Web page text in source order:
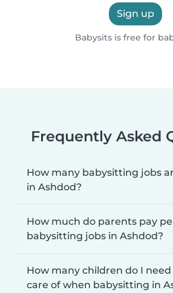
Sign up
Babysits is free for
Frequently Asked
How many babysitting jobs
in Ashdod?
How much do parents pay
babysitting jobs in Ashdod?
How many children do I
care of when babysitting in